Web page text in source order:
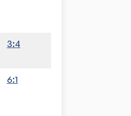
3:4
6:1